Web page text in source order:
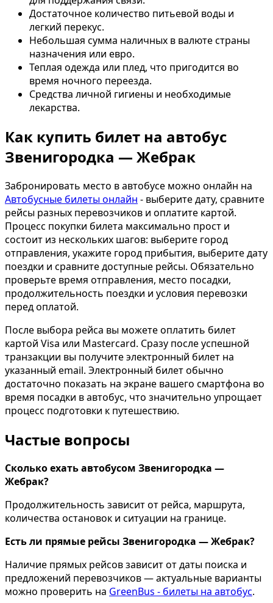
Достаточное количество питьевой воды и
легкий перекус.
Небольшая сумма наличных в валюте страны
назначения или евро.
Теплая одежда или плед, что пригодится во
время ночного переезда.
Средства личной гигиены и необходимые
лекарства.
Как купить билет на автобус
Звенигородка — Жебрак
Забронировать место в автобусе можно онлайн на
Автобусные билеты онлайн - выберите дату, сравните
рейсы разных перевозчиков и оплатите картой.
Процесс покупки билета максимально прост и
состоит из нескольких шагов: выберите город
отправления, укажите город прибытия, выберите дату
поездки и сравните доступные рейсы. Обязательно
проверьте время отправления, место посадки,
продолжительность поездки и условия перевозки
перед оплатой.
После выбора рейса вы можете оплатить билет
картой Visa или Mastercard. Сразу после успешной
транзакции вы получите электронный билет на
указанный email. Электронный билет обычно
достаточно показать на экране вашего смартфона во
время посадки в автобус, что значительно упрощает
процесс подготовки к путешествию.
Частые вопросы
Сколько ехать автобусом Звенигородка —
Жебрак?
Продолжительность зависит от рейса, маршрута,
количества остановок и ситуации на границе.
Есть ли прямые рейсы Звенигородка — Жебрак?
Наличие прямых рейсов зависит от даты поиска и
предложений перевозчиков — актуальные варианты
можно проверить на GreenBus - билеты на автобус.